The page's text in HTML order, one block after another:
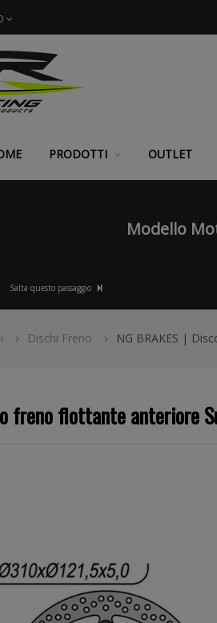
PRODOTTI OUTLET
Salta questo passaggio
Modello
Dischi Freno NG BRAKES |
freno flottante anteriore